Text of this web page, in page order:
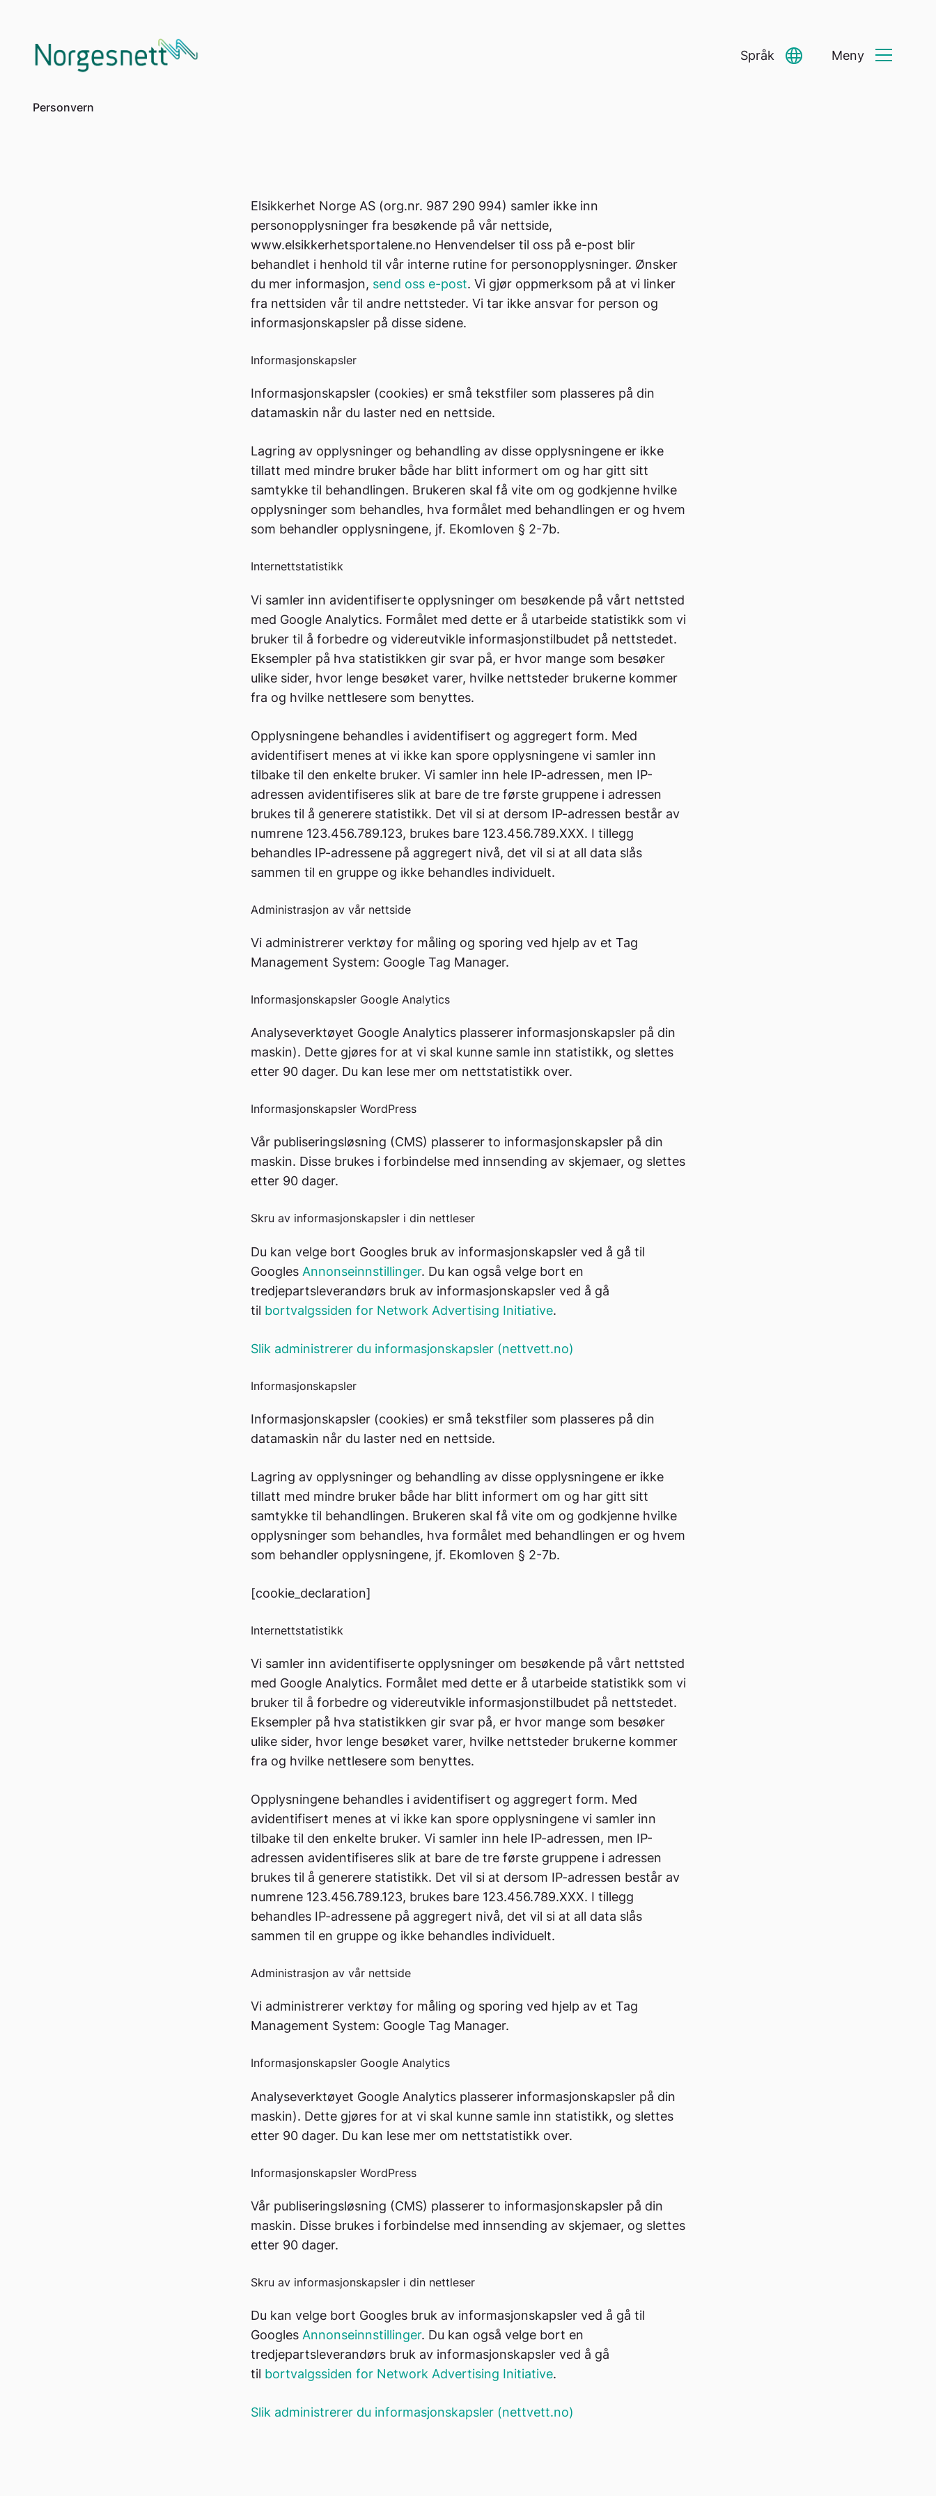
Språk
Select Language ▼
Meny
Personvern
Elsikkerhet Norge AS (org.nr. 987 290 994) samler ikke inn
personopplysninger fra besøkende på vår nettside,
www.elsikkerhetsportalene.no Henvendelser til oss på e-post blir
behandlet i henhold til vår interne rutine for personopplysninger. Ønsker
du mer informasjon, send oss e-post. Vi gjør oppmerksom på at vi linker
fra nettsiden vår til andre nettsteder. Vi tar ikke ansvar for person og
informasjonskapsler på disse sidene.
Informasjonskapsler
Informasjonskapsler (cookies) er små tekstfiler som plasseres på din
datamaskin når du laster ned en nettside.
Lagring av opplysninger og behandling av disse opplysningene er ikke
tillatt med mindre bruker både har blitt informert om og har gitt sitt
samtykke til behandlingen. Brukeren skal få vite om og godkjenne hvilke
opplysninger som behandles, hva formålet med behandlingen er og hvem
som behandler opplysningene, jf. Ekomloven § 2-7b.
Internettstatistikk
Vi samler inn avidentifiserte opplysninger om besøkende på vårt nettsted
med Google Analytics. Formålet med dette er å utarbeide statistikk som vi
bruker til å forbedre og videreutvikle informasjonstilbudet på nettstedet.
Eksempler på hva statistikken gir svar på, er hvor mange som besøker
ulike sider, hvor lenge besøket varer, hvilke nettsteder brukerne kommer
fra og hvilke nettlesere som benyttes.
Opplysningene behandles i avidentifisert og aggregert form. Med
avidentifisert menes at vi ikke kan spore opplysningene vi samler inn
tilbake til den enkelte bruker. Vi samler inn hele IP-adressen, men IP-
adressen avidentifiseres slik at bare de tre første gruppene i adressen
brukes til å generere statistikk. Det vil si at dersom IP-adressen består av
numrene 123.456.789.123, brukes bare 123.456.789.XXX. I tillegg
behandles IP-adressene på aggregert nivå, det vil si at all data slås
sammen til en gruppe og ikke behandles individuelt.
Administrasjon av vår nettside
Vi administrerer verktøy for måling og sporing ved hjelp av et Tag
Management System: Google Tag Manager.
Informasjonskapsler Google Analytics
Analyseverktøyet Google Analytics plasserer informasjonskapsler på din
maskin). Dette gjøres for at vi skal kunne samle inn statistikk, og slettes
etter 90 dager. Du kan lese mer om nettstatistikk over.
Informasjonskapsler WordPress
Vår publiseringsløsning (CMS) plasserer to informasjonskapsler på din
maskin. Disse brukes i forbindelse med innsending av skjemaer, og slettes
etter 90 dager.
Skru av informasjonskapsler i din nettleser
Du kan velge bort Googles bruk av informasjonskapsler ved å gå til
Googles Annonseinnstillinger. Du kan også velge bort en
tredjepartsleverandørs bruk av informasjonskapsler ved å gå
til bortvalgssiden for Network Advertising Initiative.
Slik administrerer du informasjonskapsler (nettvett.no)
Informasjonskapsler
Informasjonskapsler (cookies) er små tekstfiler som plasseres på din
datamaskin når du laster ned en nettside.
Lagring av opplysninger og behandling av disse opplysningene er ikke
tillatt med mindre bruker både har blitt informert om og har gitt sitt
samtykke til behandlingen. Brukeren skal få vite om og godkjenne hvilke
opplysninger som behandles, hva formålet med behandlingen er og hvem
som behandler opplysningene, jf. Ekomloven § 2-7b.
[cookie_declaration]
Internettstatistikk
Vi samler inn avidentifiserte opplysninger om besøkende på vårt nettsted
med Google Analytics. Formålet med dette er å utarbeide statistikk som vi
bruker til å forbedre og videreutvikle informasjonstilbudet på nettstedet.
Eksempler på hva statistikken gir svar på, er hvor mange som besøker
ulike sider, hvor lenge besøket varer, hvilke nettsteder brukerne kommer
fra og hvilke nettlesere som benyttes.
Opplysningene behandles i avidentifisert og aggregert form. Med
avidentifisert menes at vi ikke kan spore opplysningene vi samler inn
tilbake til den enkelte bruker. Vi samler inn hele IP-adressen, men IP-
adressen avidentifiseres slik at bare de tre første gruppene i adressen
brukes til å generere statistikk. Det vil si at dersom IP-adressen består av
numrene 123.456.789.123, brukes bare 123.456.789.XXX. I tillegg
behandles IP-adressene på aggregert nivå, det vil si at all data slås
sammen til en gruppe og ikke behandles individuelt.
Administrasjon av vår nettside
Vi administrerer verktøy for måling og sporing ved hjelp av et Tag
Management System: Google Tag Manager.
Informasjonskapsler Google Analytics
Analyseverktøyet Google Analytics plasserer informasjonskapsler på din
maskin). Dette gjøres for at vi skal kunne samle inn statistikk, og slettes
etter 90 dager. Du kan lese mer om nettstatistikk over.
Informasjonskapsler WordPress
Vår publiseringsløsning (CMS) plasserer to informasjonskapsler på din
maskin. Disse brukes i forbindelse med innsending av skjemaer, og slettes
etter 90 dager.
Skru av informasjonskapsler i din nettleser
Du kan velge bort Googles bruk av informasjonskapsler ved å gå til
Googles Annonseinnstillinger. Du kan også velge bort en
tredjepartsleverandørs bruk av informasjonskapsler ved å gå
til bortvalgssiden for Network Advertising Initiative.
Slik administrerer du informasjonskapsler (nettvett.no)